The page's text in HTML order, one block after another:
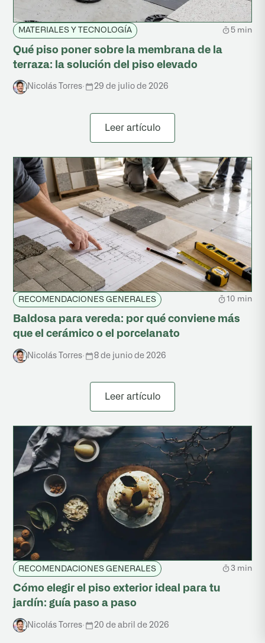
MATERIALES Y TECNOLOGÍA 5 min
Qué piso poner sobre la membrana de la
terraza: la solución del piso elevado
Nicolás Torres· 29 de julio de 2026
Leer artículo
RECOMENDACIONES GENERALES 10 min
Baldosa para vereda: por qué conviene más
que el cerámico o el porcelanato
Nicolás Torres· 8 de junio de 2026
Leer artículo
RECOMENDACIONES GENERALES 3 min
Cómo elegir el piso exterior ideal para tu
jardín: guía paso a paso
Nicolás Torres· 20 de abril de 2026